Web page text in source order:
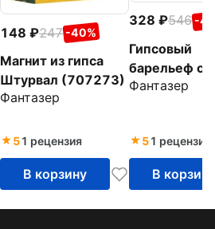
148 247 -40%
Магнит из гипса
Штурвал (707273)
Фантазер
51 рецензия
В корзину
328 546 -
Гипсовый
барельеф с
"Сова"
Фантазер
51 рецензия
В корзину